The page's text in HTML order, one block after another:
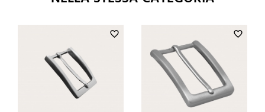
favorite_border favorite_border